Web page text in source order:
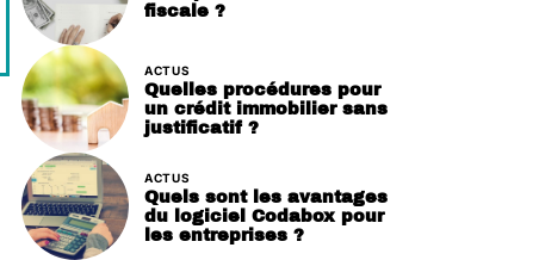
fiscale ?
ACTUS
Quelles procédures pour
un crédit immobilier sans
justificatif ?
ACTUS
Quels sont les avantages
du logiciel Codabox pour
les entreprises ?